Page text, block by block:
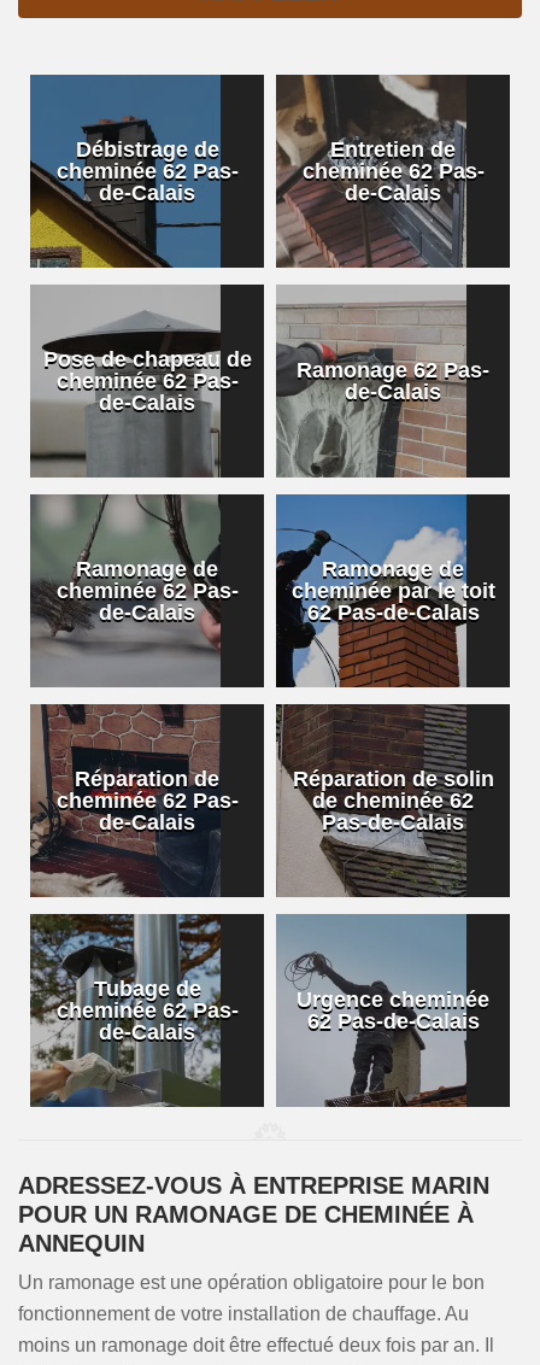
Débistrage de
cheminée 62 Pas-
de-Calais
Entretien de
cheminée 62 Pas-
de-Calais
Pose de chapeau de
cheminée 62 Pas-
de-Calais
Ramonage 62 Pas-
de-Calais
Ramonage de
cheminée 62 Pas-
de-Calais
Ramonage de
cheminée par le toit
62 Pas-de-Calais
Réparation de
cheminée 62 Pas-
de-Calais
Réparation de solin
de cheminée 62
Pas-de-Calais
Tubage de
cheminée 62 Pas-
de-Calais
Urgence cheminée
62 Pas-de-Calais
ADRESSEZ-VOUS À ENTREPRISE MARIN
POUR UN RAMONAGE DE CHEMINÉE À
ANNEQUIN
Un ramonage est une opération obligatoire pour le bon
fonctionnement de votre installation de chauffage. Au
moins un ramonage doit être effectué deux fois par an. Il